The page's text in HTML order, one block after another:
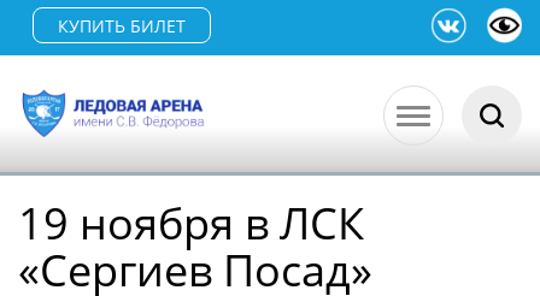
КУПИТЬ БИЛЕТ
19 ноября в ЛСК
«Сергиев Посад»